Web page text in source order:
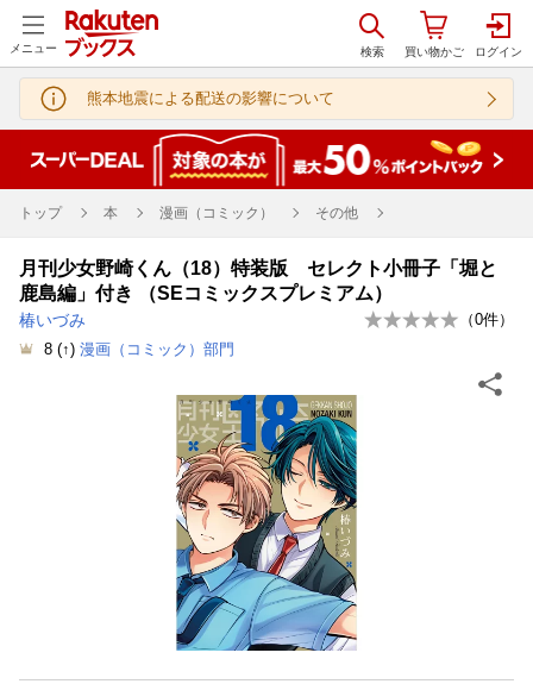
メニュー
熊本地震による配送の影響について
トップ 本 漫画（コミック） その他
月刊少女野崎くん（18）特装版 セレクト小冊子「堀と
鹿島編」付き （SEコミックスプレミアム）
椿いづみ （0件）
8 (↑) 漫画（コミック）部門